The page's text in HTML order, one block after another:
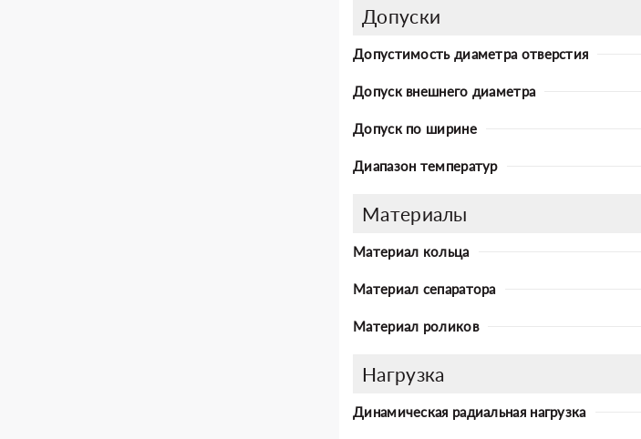
Допуски
Допустимость диаметра отверстия
Допуск внешнего диаметра
Допуск по ширине
Диапазон температур
Материалы
Материал кольца
Материал сепаратора
Материал роликов
Нагрузка
Динамическая радиальная нагрузка